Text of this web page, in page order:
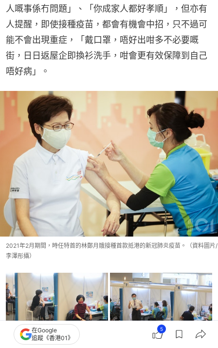
人嘅事係冇問題」、「你成家人都好孝順」，但亦有
人提醒，即使接種疫苗，都會有機會中招，只不過可
能不會出現重症，「戴口罩，唔好出咁多不必要嘅
街，日日返屋企即換衫洗手，咁會更有效保障到自己
唔好病」。
2021年2月期間，時任特首的林鄭月娥接種首款抵港的新冠肺炎疫苗。（資料圖片/
李澤彤攝）
在Google
追蹤《香港01》
5